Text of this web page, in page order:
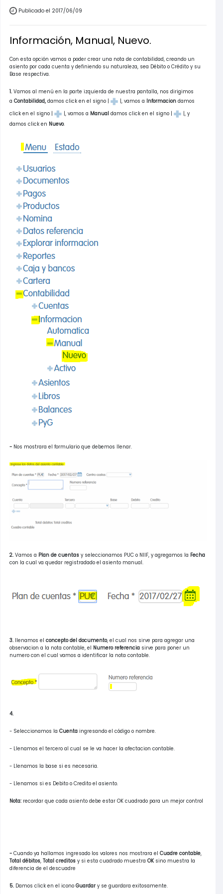
Publicado el 2017/06/09
Información, Manual, Nuevo.
Con esta opción vamos a poder crear una nota de contabilidad, creando un
asiento por cada cuenta y definiendo su naturaleza, sea Débito o Crédito y su
Base respectiva.
1. Vamos al menú en la parte izquierda de nuestra pantalla, nos dirigimos
a Contabilidad, damos click en el signo | |, vamos a Informacion damos
click en el signo |
|, vamos a Manual damos click en el signo |
|, y
damos click en Nuevo.
- Nos mostrara el formulario que debemos llenar.
2. Vamos a Plan de cuentas y seleccionamos PUC o NIIF, y agregamos la Fecha
con la cual va quedar registradado el asiento manual.
3. llenamos el concepto del documento, el cual nos sirve para agregar una
observacion a la nota contable, el
Numero referencia sirve para poner un
numero con el cual vamos a identificar la nota contable.
4.
- Seleccionamos la Cuenta ingresando el código o nombre.
- Llenamos el tercero al cual se le va hacer la afectacion contable.
- Llenamos la base si es necesaria.
- Llenamos si es Debito o Credito el asiento.
Nota: recordar que cada asiento debe estar OK cuadrado para un mejor control
- Cuando ya hallamos ingresado los valores nos mostrara el Cuadre contable,
Total débitos, Total creditos y si esta cuadrado muestra OKsino muestra la
diferencia de el descuadre
5. Damos click en el icono Guardar y se guardara exitosamente.